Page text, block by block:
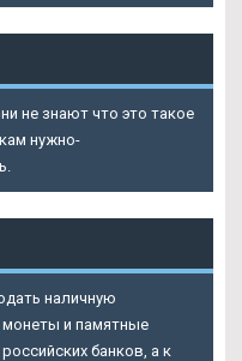
не знают что это такое
нужно-
наличную
и памятные
банков, а к